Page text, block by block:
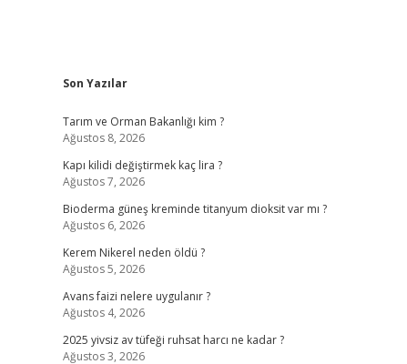
Sidebar
Son Yazılar
Tarım ve Orman Bakanlığı kim ?
Ağustos 8, 2026
Kapı kilidi değiştirmek kaç lira ?
Ağustos 7, 2026
Bioderma güneş kreminde titanyum dioksit var mı ?
Ağustos 6, 2026
Kerem Nikerel neden öldü ?
Ağustos 5, 2026
Avans faizi nelere uygulanır ?
Ağustos 4, 2026
2025 yivsiz av tüfeği ruhsat harcı ne kadar ?
Ağustos 3, 2026